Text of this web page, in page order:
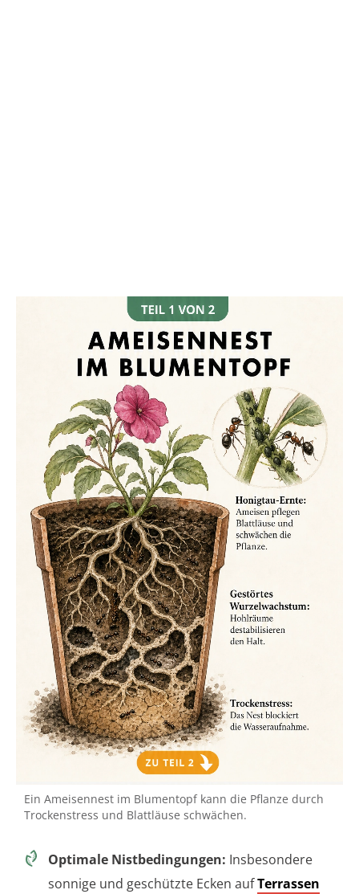
Ein Ameisennest im Blumentopf kann die Pflanze durch
Trockenstress und Blattläuse schwächen.
Optimale Nistbedingungen: Insbesondere
sonnige und geschützte Ecken aufTerrassen